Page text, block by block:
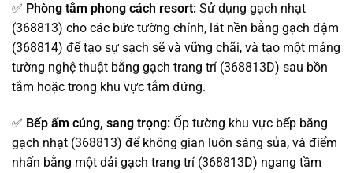
✅ Phòng tắm phong cách resort: Sử dụng gạch nhạt
(368813) cho các bức tường chính, lát nền bằng gạch đậm
(368814) để tạo sự sạch sẽ và vững chãi, và tạo một mảng
tường nghệ thuật bằng gạch trang trí (368813D) sau bồn
tắm hoặc trong khu vực tắm đứng.
✅ Bếp ấm cúng, sang trọng: Ốp tường khu vực bếp bằng
gạch nhạt (368813) để không gian luôn sáng sủa, và điểm
nhấn bằng một dải gạch trang trí (368813D) ngang tầm